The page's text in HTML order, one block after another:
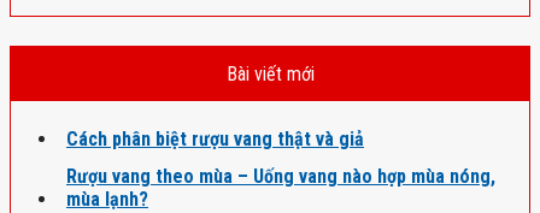
Bài viết mới
Cách phân biệt rượu vang thật và giả
Rượu vang theo mùa – Uống vang nào hợp mùa nóng,
mùa lạnh?